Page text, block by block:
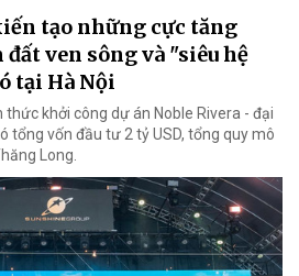
tạo những cực tăng
ven sông và "siêu hệ
tại Hà Nội
khởi công dự án Noble Rivera - đại
tổng vốn đầu tư 2 tỷ USD, tổng quy mô
Long.